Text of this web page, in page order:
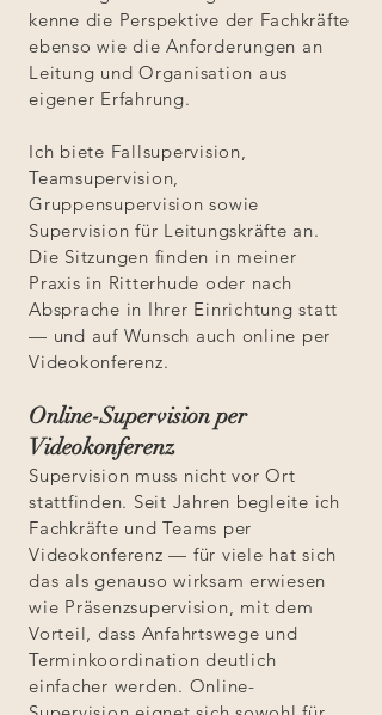
kenne die Perspektive der Fachkräfte
ebenso wie die Anforderungen an
Leitung und Organisation aus
eigener Erfahrung.
Ich biete Fallsupervision,
Teamsupervision,
Gruppensupervision sowie
Supervision für Leitungskräfte an.
Die Sitzungen finden in meiner
Praxis in Ritterhude oder nach
Absprache in Ihrer Einrichtung statt
— und auf Wunsch auch online per
Videokonferenz.
Online-Supervision per
Videokonferenz
Supervision muss nicht vor Ort
stattfinden. Seit Jahren begleite ich
Fachkräfte und Teams per
Videokonferenz — für viele hat sich
das als genauso wirksam erwiesen
wie Präsenzsupervision, mit dem
Vorteil, dass Anfahrtswege und
Terminkoordination deutlich
einfacher werden. Online-